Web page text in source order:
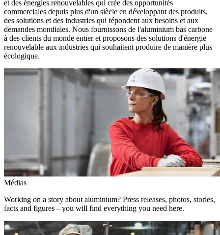
et des énergies renouvelables qui crée des opportunités
commerciales depuis plus d'un siècle en développant des produits,
des solutions et des industries qui répondent aux besoins et aux
demandes mondiales. Nous fournissons de l'aluminium bas carbone
à des clients du monde entier et proposons des solutions d'énergie
renouvelable aux industries qui souhaitent produire de manière plus
écologique.
Médias
Working on a story about aluminium? Press releases, photos, stories,
facts and figures – you will find everything you need here.